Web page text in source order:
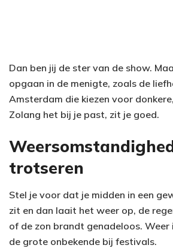
Dan ben jij de ster van de show.
opgaan in de menigte, zoals de
Amsterdam die kiezen voor
Zolang het bij je past, zit je goed.
trotseren
Stel je voor dat je midden in een
zit en dan laait het weer op, de
of de zon brandt genadeloos. Weer
de grote onbekende bij festivals.